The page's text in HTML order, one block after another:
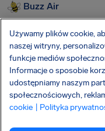
Buzz Air
KLM Airlines
Sas Scandinavian
Swiss Airlines
Air Dolomiti
Używamy plików cookie,
naszej witryny,
funkcje mediów
Informacje o sposobie
udostępniamy naszym
społecznościowych,
cookie
| Polityka